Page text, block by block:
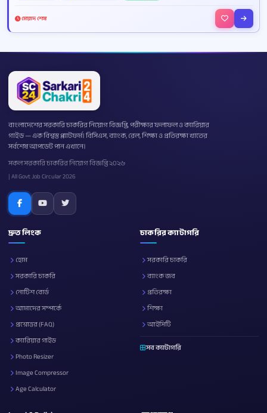
মেয়াদ শেষ
বাংলাদেশের সরকারি চাকরির নিয়োগ বিজ্ঞপ্তি, পরীক্ষার ফলাফল ও ক্যারিয়ার
গাইড — এক বিশ্বস্ত প্ল্যাটফর্ম। বিসিএস, ব্যাংক, রেল, শিক্ষা ও প্রতিরক্ষা খাতের
সর্বশেষ আপডেট পান এখানে।
সকল সরকারি চাকরির নিয়োগ বিজ্ঞপ্তি ২০২৬
| All Govt Job Circular 2026
দ্রুত লিংক
হোম
সরকারি চাকরি
নোটিশ বোর্ড
আমাদের সম্পর্কে
প্রশ্নোত্তর (FAQ)
ক্যারিয়ার গাইড
Photo Resizer
Image Compressor
Age Calculator
চাকরির ক্যাটাগরি
সরকারি চাকরি
ব্যাংক জব
প্রতিরক্ষা
শিক্ষা
আইসিটি
সব ক্যাটাগরি